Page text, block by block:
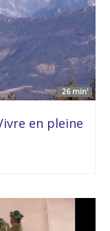
26 min'
en pleine